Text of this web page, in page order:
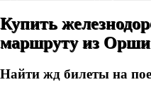
Купить
маршруту из Орши
Найти жд билеты на